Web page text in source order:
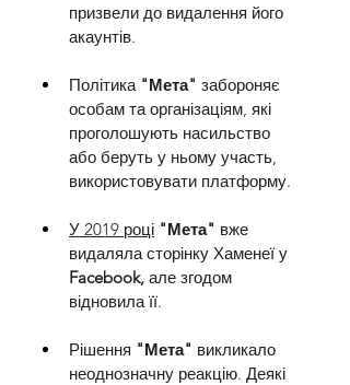
призвели до видалення його
акаунтів.
Політика "Мета" забороняє
особам та організаціям, які
проголошують насильство
або беруть у ньому участь,
використовувати платформу.
У 2019 році "Мета" вже
видаляла сторінку Хаменеї у
Facebook, але згодом
відновила її.
Рішення "Мета" викликало
неоднозначну реакцію. Деякі